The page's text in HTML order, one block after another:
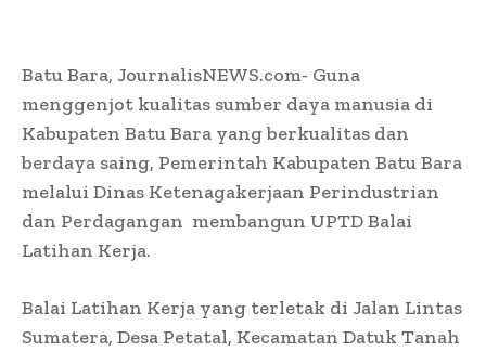
Batu Bara, JournalisNEWS.com- Guna
menggenjot kualitas sumber daya manusia di
Kabupaten Batu Bara yang berkualitas dan
berdaya saing, Pemerintah Kabupaten Batu Bara
melalui Dinas Ketenagakerjaan Perindustrian
dan Perdagangan membangun UPTD Balai
Latihan Kerja.
Balai Latihan Kerja yang terletak di Jalan Lintas
Sumatera, Desa Petatal, Kecamatan Datuk Tanah